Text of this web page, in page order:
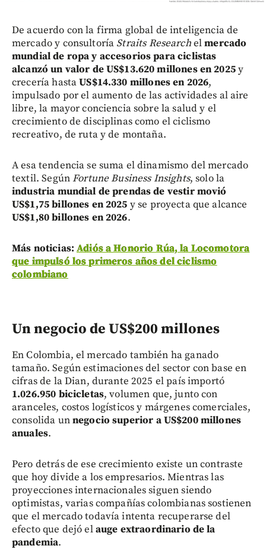
De acuerdo con la firma global de inteligencia de
mercado y consultoría Straits Researchelmercado
mundial de ropa y accesorios para ciclistas
alcanzó un valor de US$13.620 millones en 2025y
crecería hastaUS$14.330 millones en 2026,
impulsado por el aumento de las actividades al aire
libre, la mayor conciencia sobre la salud y el
crecimiento de disciplinas como el ciclismo
recreativo, de ruta y de montaña.
A esa tendencia se suma el dinamismo del mercado
textil. SegúnFortune Business Insights, solo la
industria mundial de prendas de vestir movió
US$1,75 billones en 2025 y se proyecta que alcance
US$1,80 billones en 2026.
Más noticias:Adiós a Honorio Rúa, la Locomotora
que impulsó los primeros años del ciclismo
colombiano
Un negocio de US$200 millones
En Colombia, el mercado también ha ganado
tamaño. Según estimaciones del sector con base en
cifras de la Dian, durante 2025 el país importó
1.026.950 bicicletas, volumen que, junto con
aranceles, costos logísticos y márgenes comerciales,
consolida unnegocio superior a US$200 millones
anuales.
Pero detrás de ese crecimiento existe un contraste
que hoy divide a los empresarios. Mientras las
proyecciones internacionales siguen siendo
optimistas, varias compañías colombianas sostienen
que el mercado todavía intenta recuperarse del
efecto que dejó elauge extraordinario de la
pandemia.